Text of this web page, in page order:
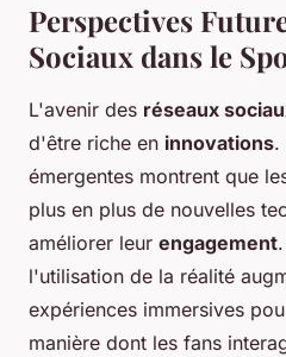
Perspectives
Sociaux dans le
L'avenir des réseaux
d'être riche en innovations.
émergentes montrent que
plus en plus de nouvelles
améliorer leur engagement
l'utilisation de la réalité
expériences immersives
manière dont les fans